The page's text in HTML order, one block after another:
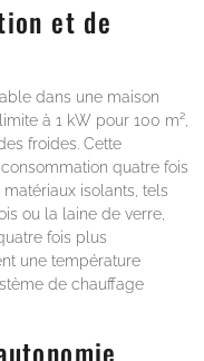
et de
dans une maison
à 1 kW pour 100 m²,
froides. Cette
quatre fois
matériaux isolants, tels
ou la laine de verre,
fois plus
une température
de chauffage